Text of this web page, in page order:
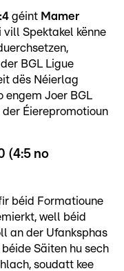
géint Mamer
Spektakel kënne
BGL Ligue
dës Néierlag
engem Joer BGL
der Éierepromotioun
(4:5 no
béid Formatioune
well béid
an der Ufanksphas
Säiten hu sech
soudatt kee